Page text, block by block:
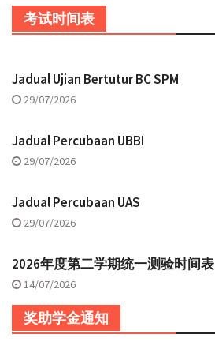
考试时间表
Jadual Ujian Bertutur BC SPM
29/07/2026
Jadual Percubaan UBBI
29/07/2026
Jadual Percubaan UAS
29/07/2026
2026年度第二学期统一测验时间表
14/07/2026
奖助学金通知